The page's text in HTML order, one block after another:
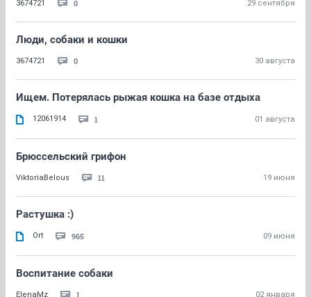
3674721 0 29 сентября
Люди, собаки и кошки
3674721 0 30 августа
Ищем. Потерялась рыжая кошка на базе отдыха
12061914 1 01 августа
Брюссельский грифон
ViktoriaBelous 11 19 июня
Растушка :)
Ort 965 09 июня
Воспитание собаки
ElenaMz 1 02 января